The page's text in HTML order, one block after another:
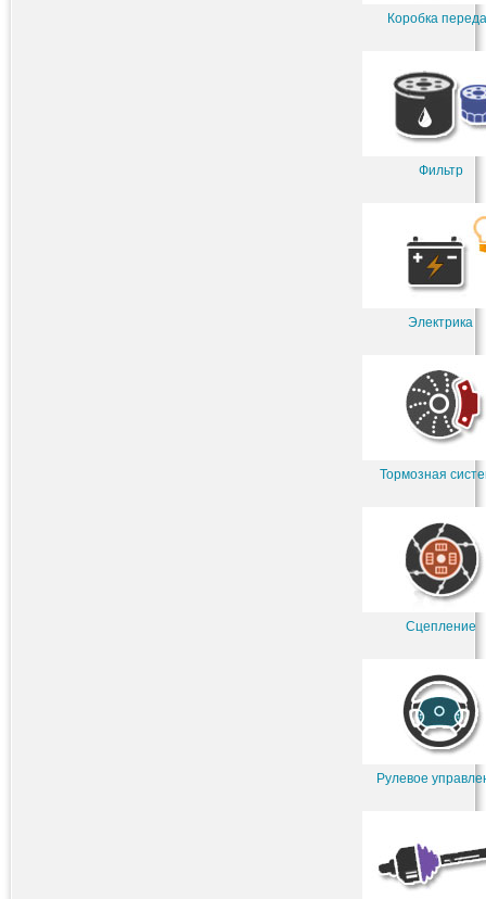
Коробка
Фильтр
Электрика
Тормозная
Сцепление
Рулевое